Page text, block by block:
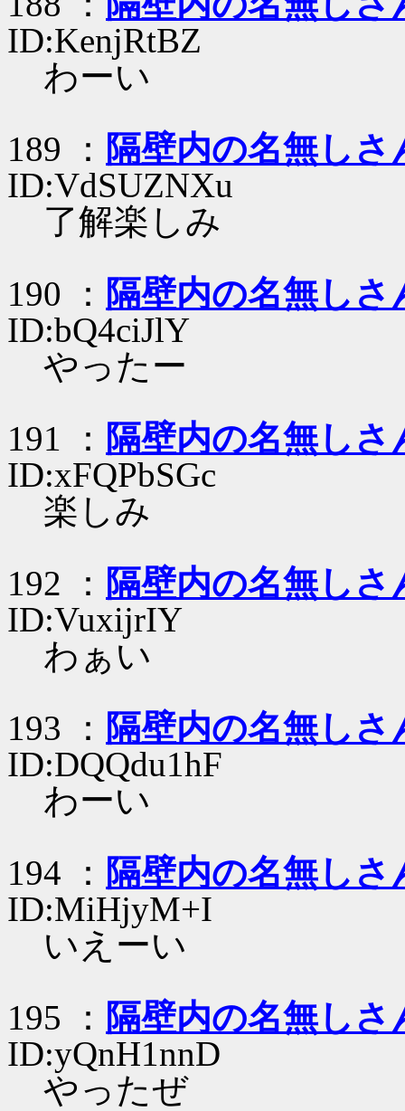
ID:KenjRtBZ
わーい
189 ： 隔壁内の名無しさ
ID:VdSUZNXu
了解楽しみ
190 ： 隔壁内の名無しさ
ID:bQ4ciJlY
やったー
191 ： 隔壁内の名無しさ
ID:xFQPbSGc
楽しみ
192 ： 隔壁内の名無しさ
ID:VuxijrIY
わぁい
193 ： 隔壁内の名無しさ
ID:DQQdu1hF
わーい
194 ： 隔壁内の名無しさ
ID:MiHjyM+I
いえーい
195 ： 隔壁内の名無しさ
ID:yQnH1nnD
やったぜ